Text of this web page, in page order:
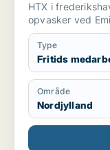
HTX i
opvasker ved
til 2023. Før det
omdeler.
Type
Fritids
Område
Nordjylland